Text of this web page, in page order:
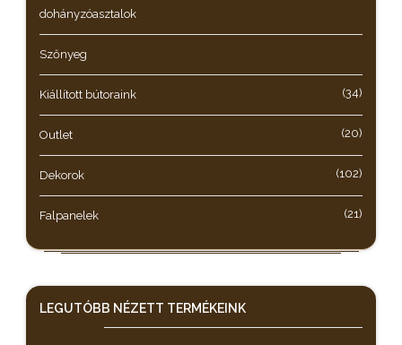
dohányzóasztalok
Szőnyeg
Kiállított bútoraink (34)
Outlet (20)
Dekorok (102)
Falpanelek (21)
LEGUTÓBB NÉZETT TERMÉKEINK